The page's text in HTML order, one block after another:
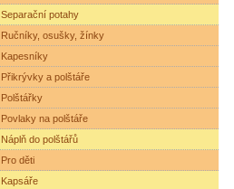
Separační potahy
Ručníky, osušky, žínky
Kapesníky
Přikrývky a polštáře
Polštářky
Povlaky na polštáře
Náplň do polštářů
Pro děti
Kapsáře